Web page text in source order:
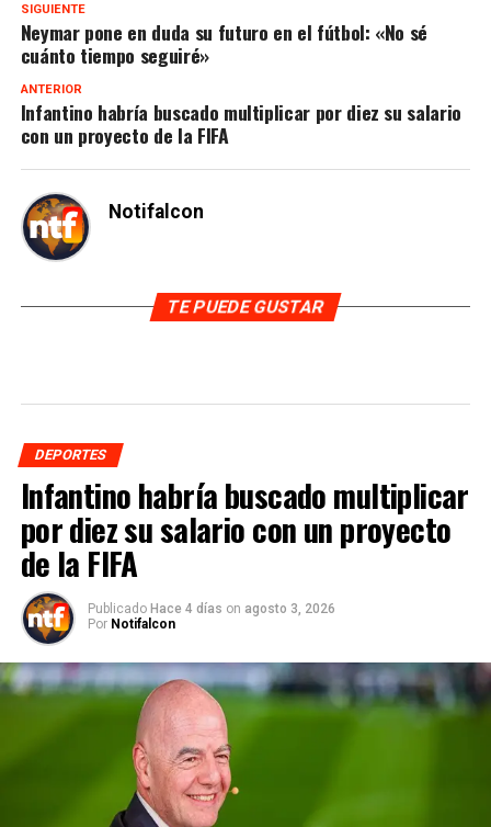
SIGUIENTE
Neymar pone en duda su futuro en el fútbol: «No sé
cuánto tiempo seguiré»
ANTERIOR
Infantino habría buscado multiplicar por diez su salario
con un proyecto de la FIFA
Notifalcon
TE PUEDE GUSTAR
DEPORTES
Infantino habría buscado multiplicar
por diez su salario con un proyecto
de la FIFA
Publicado Hace 4 días on agosto 3, 2026
Por Notifalcon